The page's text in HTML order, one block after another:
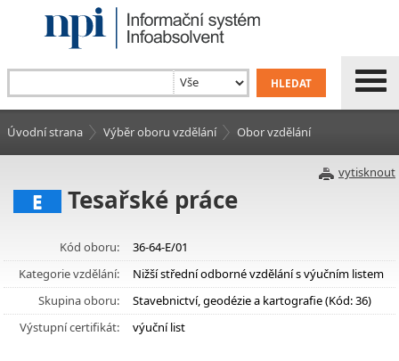
Úvodní strana Výběr oboru vzdělání Obor vzdělání
vytisknout
E Tesařské práce
Kód oboru:
36-64-E/01
Kategorie vzdělání:
Nižší střední odborné vzdělání s výučním listem
Skupina oboru:
Stavebnictví, geodézie a kartografie (Kód: 36)
Výstupní certifikát:
výuční list